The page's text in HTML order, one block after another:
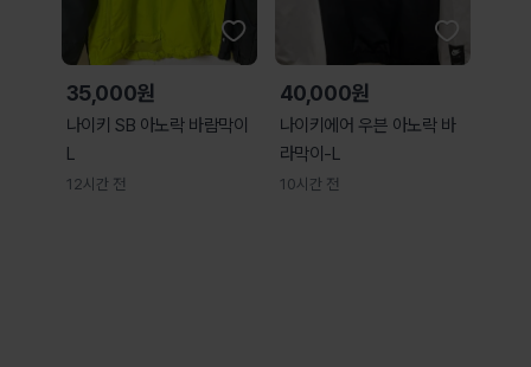
35,000원
나이키 SB 아노락 바람막이
L
12시간 전
40,000원
나이키에어 우븐 아노락 바
라막이-L
10시간 전